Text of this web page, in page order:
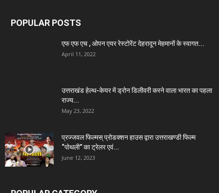
POPULAR POSTS
एफ एफ एच , ओपन एयर रेस्टोरेंट देहरादून मेहमानों के स्वागत...
April 11, 2022
उत्तराखंड हेल्थ-केयर में ड्रोन डिलीवरी करने वाला भारत का पहला
राज्य...
May 23, 2022
प्रज्जवल फिल्मस् प्रोडक्शन हाउस द्वारा उत्तराखण्डी फिल्म
“पोथली” का ट्रेलर एवं...
June 12, 2023